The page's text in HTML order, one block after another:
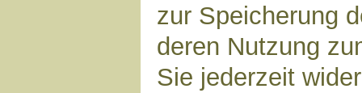
zur Speicherung
deren Nutzung
Sie jederzeit